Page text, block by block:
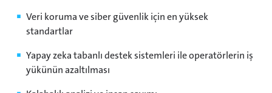
Veri koruma ve siber güvenlik için en yüksek
standartlar
Yapay zeka tabanlı destek sistemleri ile operatörlerin iş
yükünün azaltılması